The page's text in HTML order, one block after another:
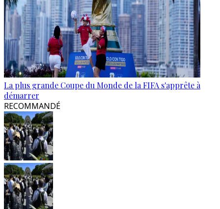
La plus grande Coupe du Monde de la FIFA s'apprête à
démarrer
RECOMMANDÉ